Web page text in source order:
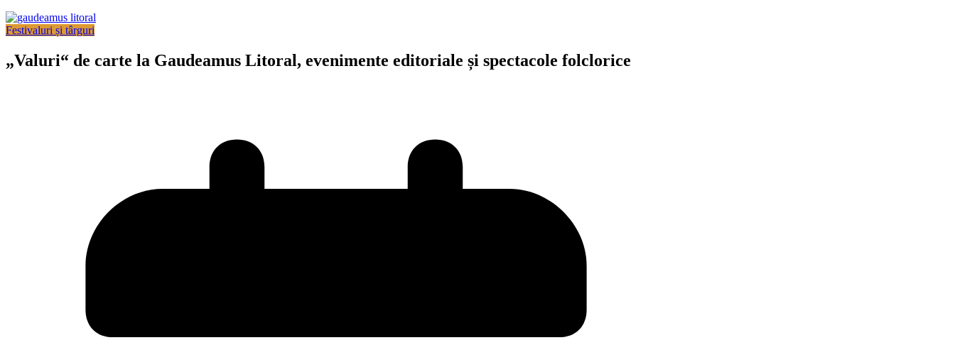
Festivaluri și târguri
„Valuri“ de carte la Gaudeamus Litoral, evenimente editoriale și spectacole folclorice